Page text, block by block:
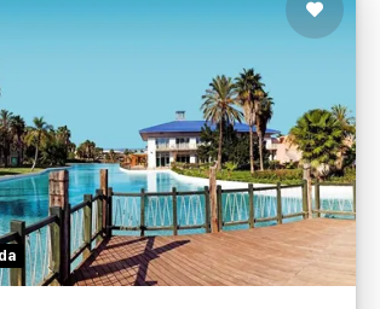
Hotel Caribe Resort
TUI